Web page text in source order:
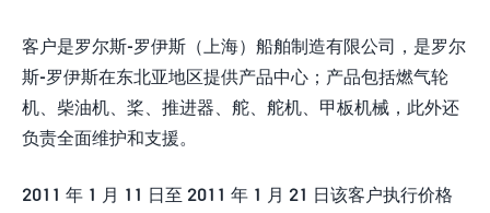
客户是罗尔斯-罗伊斯（上海）船舶制造有限公司，是罗尔
斯-罗伊斯在东北亚地区提供产品中心；产品包括燃气轮
机、柴油机、桨、推进器、舵、舵机、甲板机械，此外还
负责全面维护和支援。
2011 年 1 月 11 日至 2011 年 1 月 21 日该客户执行价格